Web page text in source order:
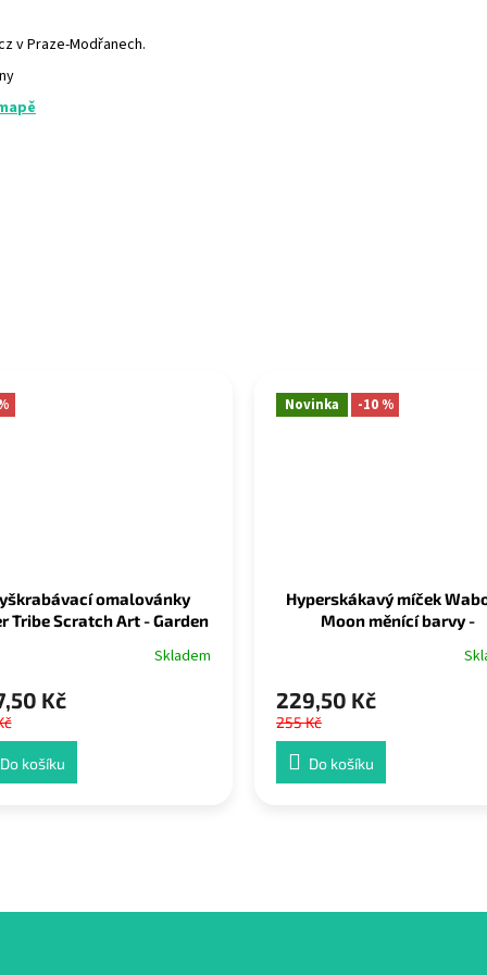
omalovánky
Tribe Scratch Art - Garden
Skladem
Kč
Do košíku
Novinka -10 %
Hyperskákavý míček
Moon měnící barvy -
229,50 Kč
255 Kč
Do košíku
v Praze-Modřanech.